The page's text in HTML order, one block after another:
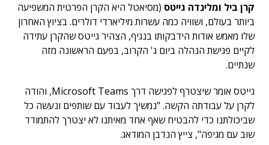
קרן ביל ומלינדה גייטס (מסיאטל היא הקרן הפרטית המשפיעה
ביותר בעולם, ושוויה כמה עשרות מיליארדי דולרים. בציוץ האחרון
שלו מאמש אודות הידבקותו בנגיף, הצהיר גייטס שהקרן עתידה
לקיים פגישת הנהלה ביום ג' הקרוב, בפעם הראשונה מזה
שנתיים.
גייטס אומר שיצטרף לפגישה דרך Microsoft Teams, והודה
לקרן על עבודתה הקשה. "נמשיך לעבוד עם שותפים ונעשה כל
שביכולתנו כדי להבטיח שאף אחד מאיתנו לא יצטרך להתמודד
שוב עם מגיפה", צייץ הנדבן המודאג.